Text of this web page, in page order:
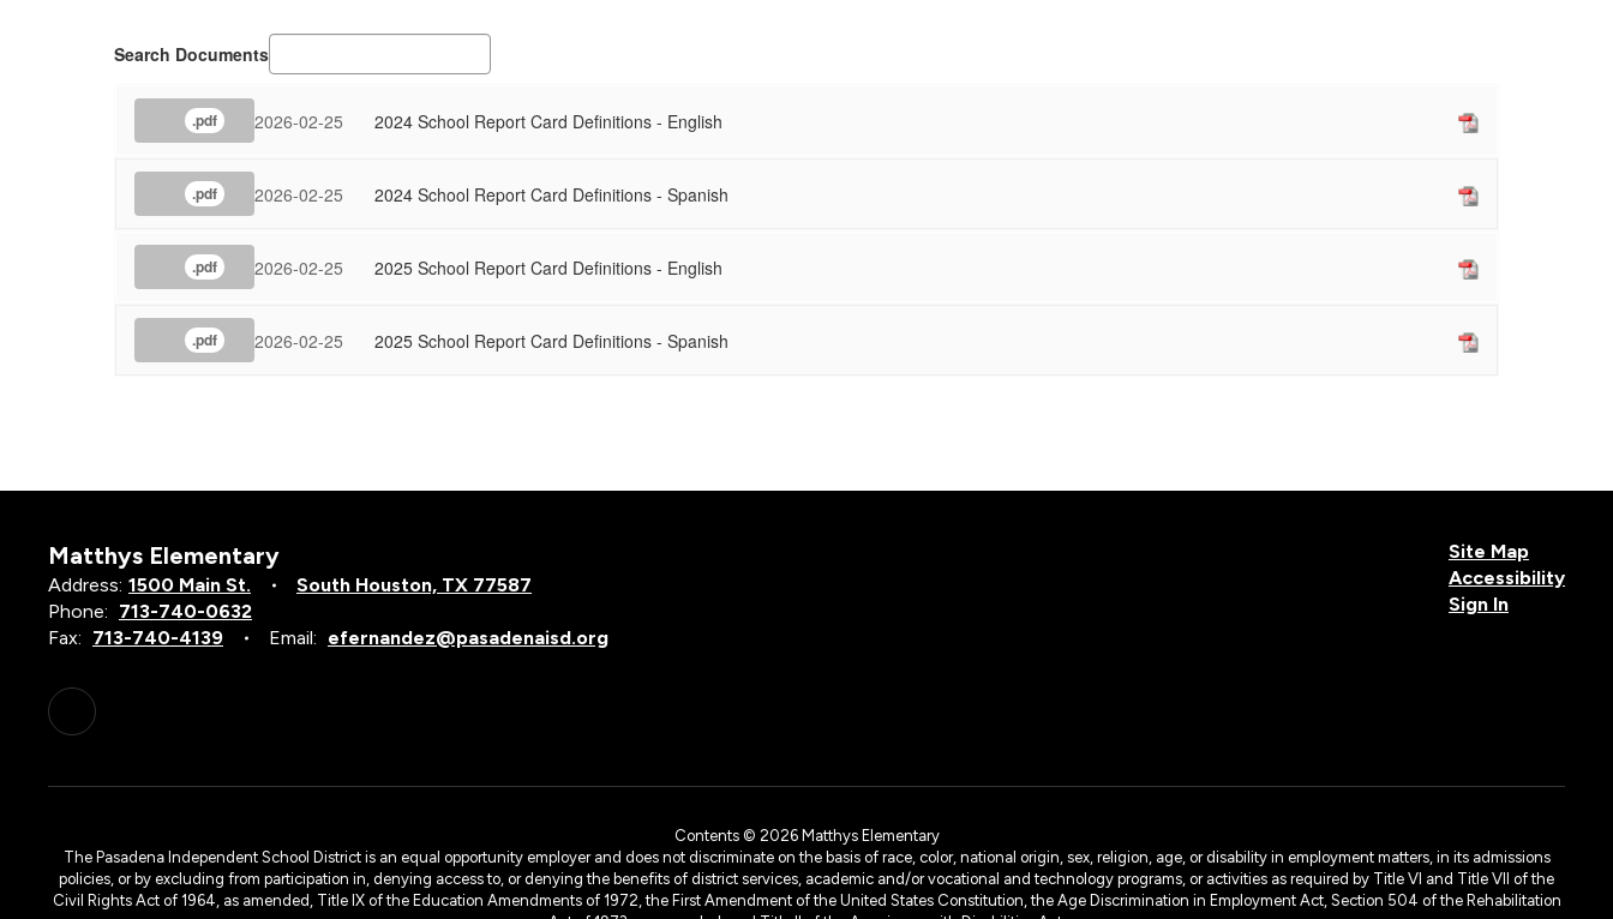
Search Documents
.pdf 2026-02-25 2024 School Report Card Definitions - English
.pdf 2026-02-25 2024 School Report Card Definitions - Spanish
.pdf 2026-02-25 2025 School Report Card Definitions - English
.pdf 2026-02-25 2025 School Report Card Definitions - Spanish
Matthys Elementary
Address: 1500 Main St.
South Houston, TX 77587
Phone: 713-740-0632
Fax: 713-740-4139 Email: efernandez@pasadenaisd.org
Site Map
Accessibility
Sign In
Contents © 2026 Matthys Elementary
The Pasadena Independent School District is an equal opportunity employer and does not discriminate on the basis of race, color, national origin, sex, religion, age, or disability in employment matters, in its admissions
policies, or by excluding from participation in, denying access to, or denying the benefits of district services, academic and/or vocational and technology programs, or activities as required by Title VI and Title VII of the
Civil Rights Act of 1964, as amended, Title IX of the Education Amendments of 1972, the First Amendment of the United States Constitution, the Age Discrimination in Employment Act, Section 504 of the Rehabilitation